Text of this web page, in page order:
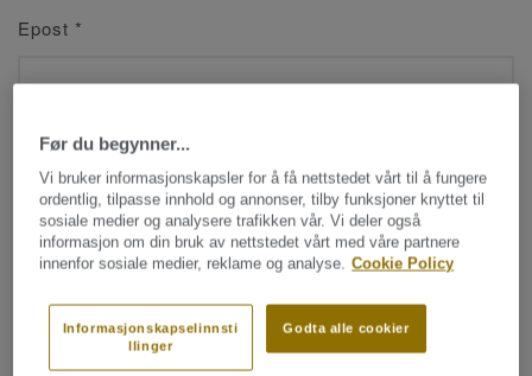
Epost *
Navn*
Etternavn*
Før du begynner...
Vi bruker informasjonskapsler for å få nettstedet vårt til å fungere
ordentlig, tilpasse innhold og annonser, tilby funksjoner knyttet til
sosiale medier og analysere trafikken vår. Vi deler også
informasjon om din bruk av nettstedet vårt med våre partnere
innenfor sosiale medier, reklame og analyse. Cookie Policy
Godta alle cookier
Informasjonskapselinnsti
llinger